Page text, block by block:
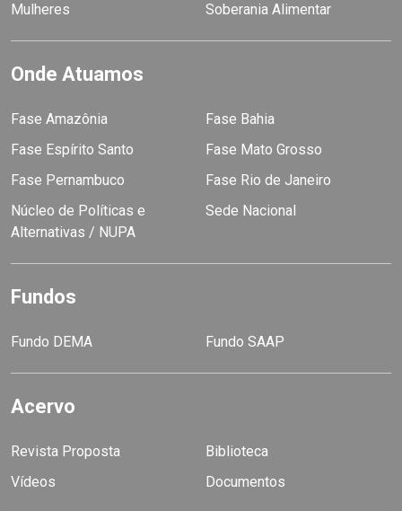
Mulheres
Soberania Alimentar
Onde Atuamos
Fase Amazônia
Fase Bahia
Fase Espírito Santo
Fase Mato Grosso
Fase Pernambuco
Fase Rio de Janeiro
Núcleo de Políticas e
Alternativas / NUPA
Sede Nacional
Fundos
Fundo DEMA Fundo SAAP
Acervo
Revista Proposta
Biblioteca
Vídeos
Documentos